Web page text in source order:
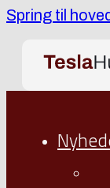
Spring til